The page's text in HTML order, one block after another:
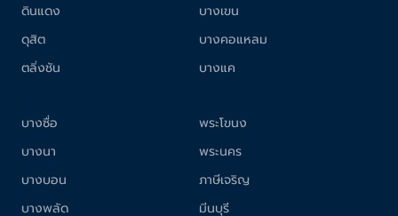
ดินแดง
ดุสิต
ตลิ่งชัน
บางเขน
บางคอแหลม
บางแค
บางซื่อ
บางนา
บางบอน
บางพลัด
พระโขนง
พระนคร
ภาษีเจริญ
มีนบุรี